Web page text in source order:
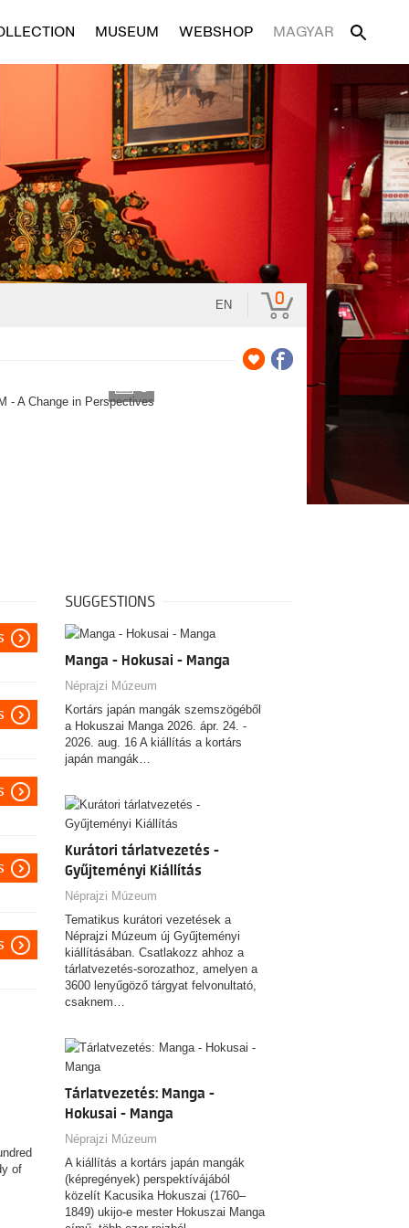
MUSEUM WEBSHOP MAGYAR
EN 0
3
of
SUGGESTIONS
Manga - Hokusai - Manga
Néprajzi Múzeum
Kortárs japán mangák szemszögéből
a Hokuszai Manga 2026. ápr. 24. -
2026. aug. 16 A kiállítás a kortárs
japán mangák…
Kurátori tárlatvezetés -
Gyűjteményi Kiállítás
Néprajzi Múzeum
Tematikus kurátori vezetések a
Néprajzi Múzeum új Gyűjteményi
kiállításában. Csatlakozz ahhoz a
tárlatvezetés-sorozathoz, amelyen a
3600 lenyűgöző tárgyat felvonultató,
csaknem…
Tárlatvezetés: Manga -
Hokusai - Manga
Néprajzi Múzeum
A kiállítás a kortárs japán mangák
(képregények) perspektívájából
közelít Kacusika Hokuszai (1760–
1849) ukijo-e mester Hokuszai Manga